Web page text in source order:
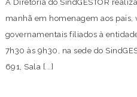
A Diretoria do SindGESTOR
manhã em homenagem aos pais,
governamentais filiados à
7h30 às 9h30, na sede do
691, Sala [...]